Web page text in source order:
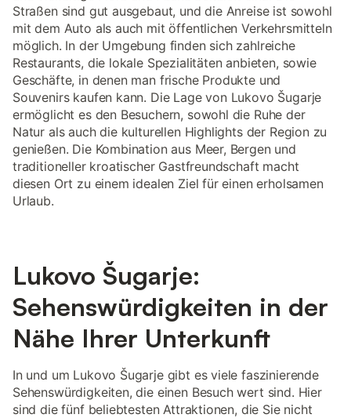
Straßen sind gut ausgebaut, und die Anreise ist sowohl
mit dem Auto als auch mit öffentlichen Verkehrsmitteln
möglich. In der Umgebung finden sich zahlreiche
Restaurants, die lokale Spezialitäten anbieten, sowie
Geschäfte, in denen man frische Produkte und
Souvenirs kaufen kann. Die Lage von Lukovo Šugarje
ermöglicht es den Besuchern, sowohl die Ruhe der
Natur als auch die kulturellen Highlights der Region zu
genießen. Die Kombination aus Meer, Bergen und
traditioneller kroatischer Gastfreundschaft macht
diesen Ort zu einem idealen Ziel für einen erholsamen
Urlaub.
Lukovo Šugarje:
Sehenswürdigkeiten in der
Nähe Ihrer Unterkunft
In und um Lukovo Šugarje gibt es viele faszinierende
Sehenswürdigkeiten, die einen Besuch wert sind. Hier
sind die fünf beliebtesten Attraktionen, die Sie nicht